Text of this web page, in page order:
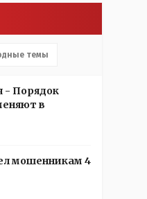
должен и
, и (в
рука об
темы
- Порядок
в
мошенникам 4